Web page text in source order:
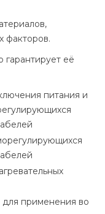
факторов.
гарантирует её
питания и
для применения во